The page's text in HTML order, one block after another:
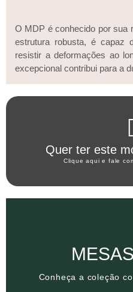
O MDP é conhecido por sua
estrutura robusta, é capaz
resistir a deformações ao
excepcional contribui para a
Quer ter este
Clique aqui e fale
Conheça a coleção
Conheça a coleção